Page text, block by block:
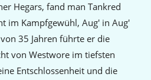
Hegars, fand man Tankred
im Kampfgewühl, Aug' in Aug'
35 Jahren führte er die
von Westwore im tiefsten
Entschlossenheit und die